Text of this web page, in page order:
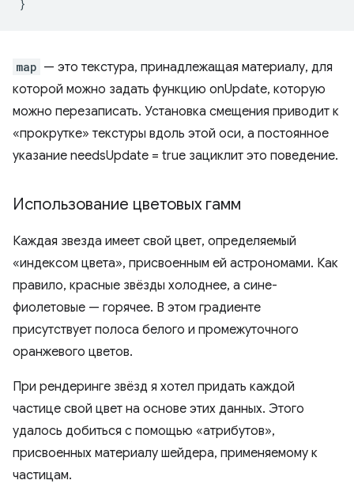
}
map — это текстура, принадлежащая материалу, для
которой можно задать функцию onUpdate, которую
можно перезаписать. Установка смещения приводит к
«прокрутке» текстуры вдоль этой оси, а постоянное
указание needsUpdate = true зациклит это поведение.
Использование цветовых гамм
Каждая звезда имеет свой цвет, определяемый
«индексом цвета», присвоенным ей астрономами. Как
правило, красные звёзды холоднее, а сине-
фиолетовые — горячее. В этом градиенте
присутствует полоса белого и промежуточного
оранжевого цветов.
При рендеринге звёзд я хотел придать каждой
частице свой цвет на основе этих данных. Этого
удалось добиться с помощью «атрибутов»,
присвоенных материалу шейдера, применяемому к
частицам.